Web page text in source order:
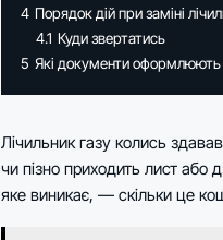
4 Порядок дій при заміні
4.1 Куди звертатись
5 Які документи оформлюють
Лічильник газу колись
чи пізно приходить лист або
яке виникає, — скільки це